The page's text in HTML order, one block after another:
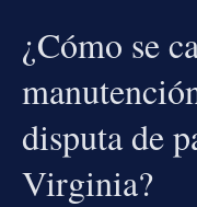
¿Cómo se
disputa de
Virginia?